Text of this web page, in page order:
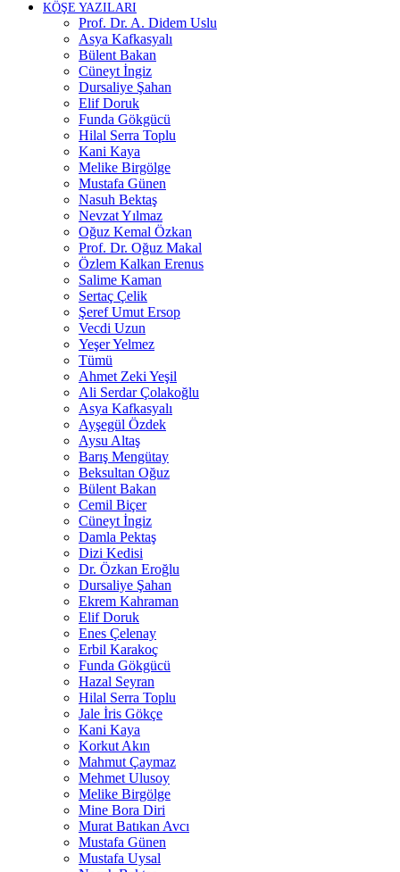
KÖŞE YAZILARI
Prof. Dr. A. Didem Uslu
Asya Kafkasyalı
Bülent Bakan
Cüneyt İngiz
Dursaliye Şahan
Elif Doruk
Funda Gökgücü
Hilal Serra Toplu
Kani Kaya
Melike Birgölge
Mustafa Günen
Nasuh Bektaş
Nevzat Yılmaz
Oğuz Kemal Özkan
Prof. Dr. Oğuz Makal
Özlem Kalkan Erenus
Salime Kaman
Sertaç Çelik
Şeref Umut Ersop
Vecdi Uzun
Yeşer Yelmez
Tümü
Ahmet Zeki Yeşil
Ali Serdar Çolakoğlu
Asya Kafkasyalı
Ayşegül Özdek
Aysu Altaş
Barış Mengütay
Beksultan Oğuz
Bülent Bakan
Cemil Biçer
Cüneyt İngiz
Damla Pektaş
Dizi Kedisi
Dr. Özkan Eroğlu
Dursaliye Şahan
Ekrem Kahraman
Elif Doruk
Enes Çelenay
Erbil Karakoç
Funda Gökgücü
Hazal Seyran
Hilal Serra Toplu
Jale İris Gökçe
Kani Kaya
Korkut Akın
Mahmut Çaymaz
Mehmet Ulusoy
Melike Birgölge
Mine Bora Diri
Murat Batıkan Avcı
Mustafa Günen
Mustafa Uysal